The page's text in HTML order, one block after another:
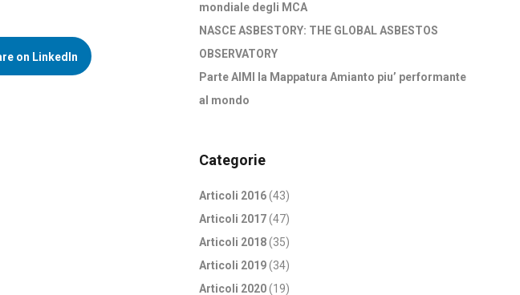
on LinkedIn
mondiale degli MCA
NASCE ASBESTORY: THE GLOBAL ASBESTOS
OBSERVATORY
Parte AIMI la Mappatura Amianto piu’ performante
al mondo
Categorie
Articoli 2016(43)
Articoli 2017(47)
Articoli 2018(35)
Articoli 2019(34)
Articoli 2020(19)